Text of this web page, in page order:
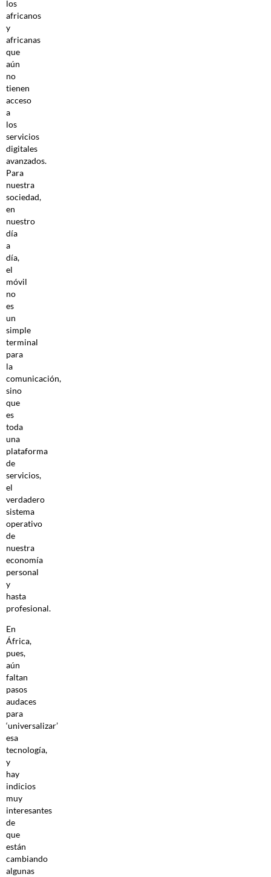
los
africanos
y
africanas
que
aún
no
tienen
acceso
a
los
servicios
digitales
avanzados.
Para
nuestra
sociedad,
en
nuestro
día
a
día,
el
móvil
no
es
un
simple
terminal
para
la
comunicación,
sino
que
es
toda
una
plataforma
de
servicios,
el
verdadero
sistema
operativo
de
nuestra
economía
personal
y
hasta
profesional.
En
África,
pues,
aún
faltan
pasos
audaces
para
‘universalizar’
esa
tecnología,
y
hay
indicios
muy
interesantes
de
que
están
cambiando
algunas